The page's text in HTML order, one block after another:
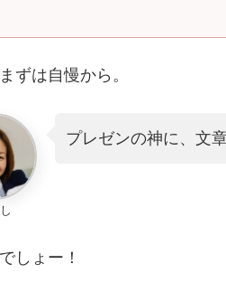
ずは自慢から。
プレゼンの神に、文
しょー！